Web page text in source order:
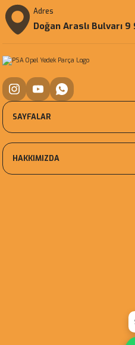
Adres
Doğan Araslı Bulvarı
SAYFALAR
HAKKIMIZDA